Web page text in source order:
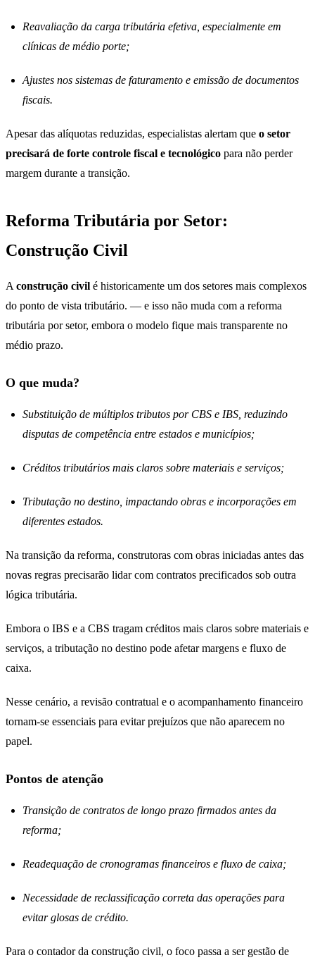
Reavaliação da carga tributária efetiva, especialmente em
clínicas de médio porte;
Ajustes nos sistemas de faturamento e emissão de documentos
fiscais.
Apesar das alíquotas reduzidas, especialistas alertam que o setor
precisará de forte controle fiscal e tecnológico para não perder
margem durante a transição.
Reforma Tributária por Setor:
Construção Civil
A construção civil é historicamente um dos setores mais complexos
do ponto de vista tributário. — e isso não muda com a reforma
tributária por setor, embora o modelo fique mais transparente no
médio prazo.
O que muda?
Substituição de múltiplos tributos por CBS e IBS, reduzindo
disputas de competência entre estados e municípios;
Créditos tributários mais claros sobre materiais e serviços;
Tributação no destino, impactando obras e incorporações em
diferentes estados.
Na transição da reforma, construtoras com obras iniciadas antes das
novas regras precisarão lidar com contratos precificados sob outra
lógica tributária.
Embora o IBS e a CBS tragam créditos mais claros sobre materiais e
serviços, a tributação no destino pode afetar margens e fluxo de
caixa.
Nesse cenário, a revisão contratual e o acompanhamento financeiro
tornam-se essenciais para evitar prejuízos que não aparecem no
papel.
Pontos de atenção
Transição de contratos de longo prazo firmados antes da
reforma;
Readequação de cronogramas financeiros e fluxo de caixa;
Necessidade de reclassificação correta das operações para
evitar glosas de crédito.
Para o contador da construção civil, o foco passa a ser gestão de